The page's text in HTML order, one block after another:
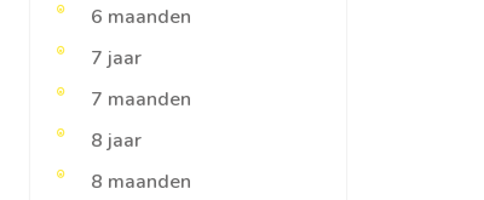
6 maanden
7 jaar
7 maanden
8 jaar
8 maanden